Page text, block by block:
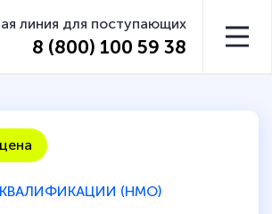
линия для поступающих
8 (800) 100 59 38
(НМО)